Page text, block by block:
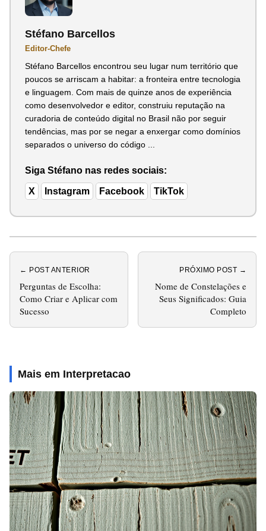
Stéfano Barcellos
Editor-Chefe
Stéfano Barcellos encontrou seu lugar num território que
poucos se arriscam a habitar: a fronteira entre tecnologia
e linguagem. Com mais de quinze anos de experiência
como desenvolvedor e editor, construiu reputação na
curadoria de conteúdo digital no Brasil não por seguir
tendências, mas por se negar a enxergar como domínios
separados o universo do código ...
Siga Stéfano nas redes sociais:
X Instagram Facebook TikTok
← POST ANTERIOR
Perguntas de Escolha:
Como Criar e Aplicar com
Sucesso
PRÓXIMO POST →
Nome de Constelações e
Seus Significados: Guia
Completo
Mais em Interpretacao